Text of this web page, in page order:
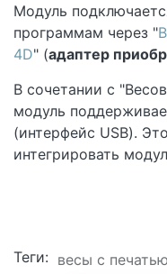
Модуль
программам через "
4D" (адаптер
В сочетании с
модуль
(интерфейс USB).
интегрировать
Теги: весы с